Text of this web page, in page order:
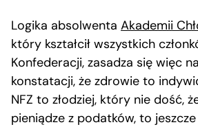
Logika absolwenta Akademii
który kształcił wszystkich
Konfederacji, zasadza się więc
konstatacji, że zdrowie to
NFZ to złodziej, który nie dość,
pieniądze z podatków, to